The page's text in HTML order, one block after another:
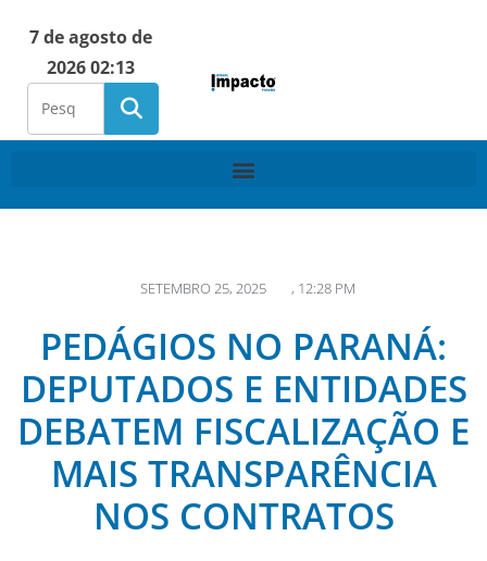
7 de agosto de
2026 02:13
SETEMBRO 25, 2025 , 12:28 PM
PEDÁGIOS NO PARANÁ:
DEPUTADOS E ENTIDADES
DEBATEM FISCALIZAÇÃO E
MAIS TRANSPARÊNCIA
NOS CONTRATOS